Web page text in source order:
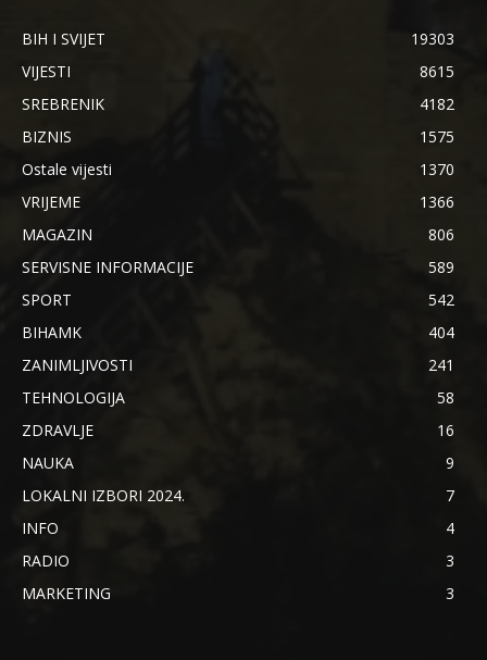
BIH I SVIJET
19303
VIJESTI
8615
SREBRENIK
4182
BIZNIS
1575
Ostale vijesti
1370
VRIJEME
1366
MAGAZIN
806
SERVISNE INFORMACIJE
589
SPORT
542
BIHAMK
404
ZANIMLJIVOSTI
241
TEHNOLOGIJA
58
ZDRAVLJE
16
NAUKA
9
LOKALNI IZBORI 2024.
7
INFO
4
RADIO
3
MARKETING
3